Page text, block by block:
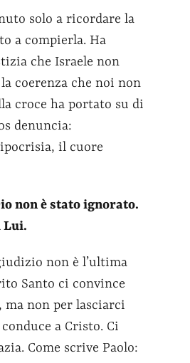
solo a ricordare la
a compierla. Ha
che Israele non
coerenza che noi non
croce ha portato su di
denuncia:
il cuore
non è stato ignorato.
Lui.
non è l’ultima
Santo ci convince
ma non per lasciarci
a Cristo. Ci
Come scrive Paolo: